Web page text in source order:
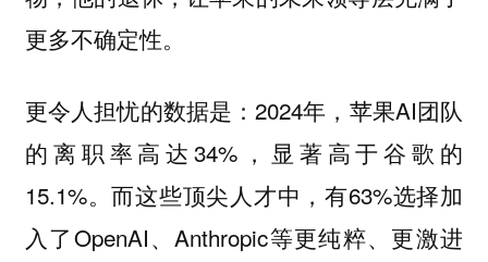
更多不确定性。
更令人担忧的数据是：2024年，苹果AI团队
的离职率高达34%，显著高于谷歌的
15.1%。而这些顶尖人才中，有63%选择加
入了OpenAI、Anthropic等更纯粹、更激进